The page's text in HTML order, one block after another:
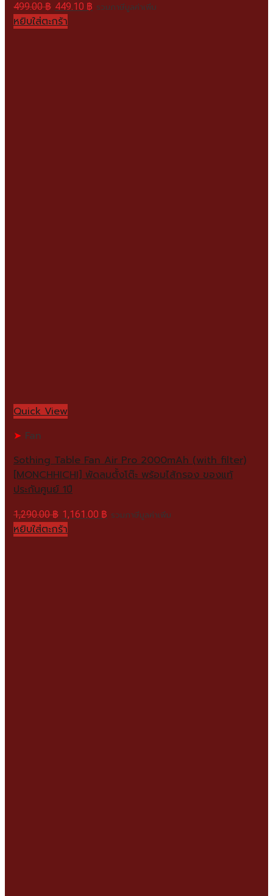
499.00฿ 449.10 ฿ รวมภาษีมูลค่าเพิ่ม
หยิบใส่ตะกร้า
Quick View
Fan
Sothing Table Fan Air Pro 2000mAh (with filter)
[MONCHHICHI] พัดลมตั้งโต๊ะ พร้อมไส้กรอง ของแท้
ประกันศูนย์ 1ปี
1,290.00฿ 1,161.00 ฿ รวมภาษีมูลค่าเพิ่ม
หยิบใส่ตะกร้า